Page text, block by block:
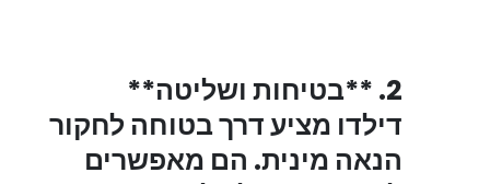
2. **בטיחות ושליטה**
דילדו מציע דרך בטוחה לחקור
הנאה מינית. הם מאפשרים